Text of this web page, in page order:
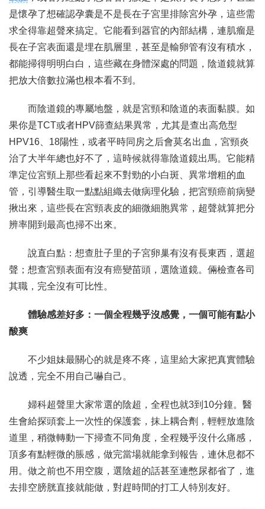
是懷孕了想確認孕囊是不是長在子宮里排除宮外孕，這些需
求全得靠超聲來搞定。它能看到器官的內部結構，連肌瘤是
長在子宮表面還是埋在肌層里，甚至是輸卵管有沒有積水，
都能掃得明明白白，這些藏在身體深處的問題，陰道鏡就算
把放大倍數拉滿也根本看不到。
而陰道鏡的專屬地盤，就是宮頸和陰道的表面黏膜。如
果你是TCT或者HPV篩查結果異常，尤其是查出高危型
HPV16、18陽性，或者平時同房之后會莫名出血，宮頸炎
治了大半年總也好不了，這時候就得靠陰道鏡出馬。它能精
準定位宮頸上那些看起來不對勁的小白斑、異常增粗的血
管，引導醫生取一點點組織去做病理化驗，把宮頸癌前病變
揪出來，這些長在宮頸表皮的細微細胞異常，超聲就算把分
辨率開到最高也掃不出來。
說直白點：想查肚子里的子宮卵巢有沒有長東西，選超
聲；想查宮頸表面有沒有癌變苗頭，選陰道鏡。倆檢查各司
其職，完全沒有可比性。
體驗感差好多：一個全程幾乎沒感覺，一個可能有點小
酸爽
不少姐妹最關心的就是疼不疼，這里給大家把真實體驗
說透，完全不用自己嚇自己。
婦科超聲里大家常選的陰超，全程也就3到10分鐘。醫
生會給探頭套上一次性的保護套，抹上耦合劑，輕輕放進陰
道里，稍微轉動一下掃查不同角度，全程幾乎沒什么痛感，
頂多有點輕微的脹感，做完當場就能拿到報告，連休息都不
用。做之前也不用空腹，選陰超的話甚至連憋尿都省了，進
去排空膀胱直接就能做，對趕時間的打工人特別友好。